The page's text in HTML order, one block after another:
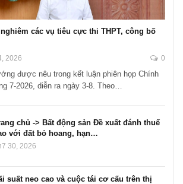
các vụ tiêu cực thi THPT, công bố
2026 0
được nêu trong kết luận phiên họp Chính
7-2026, diễn ra ngày 3-8. Theo…
chủ -> Bất động sản Đề xuất đánh thuế
với đất bỏ hoang, hạn…
30, 2026
suất neo cao và cuộc tái cơ cấu trên thị